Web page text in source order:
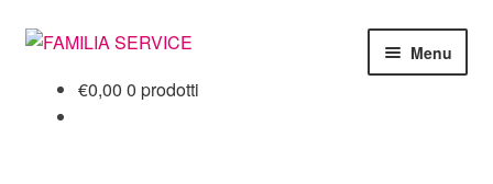
Vai
navigazione
Vai
contenuto
Menu
€0,00 0 prodotti